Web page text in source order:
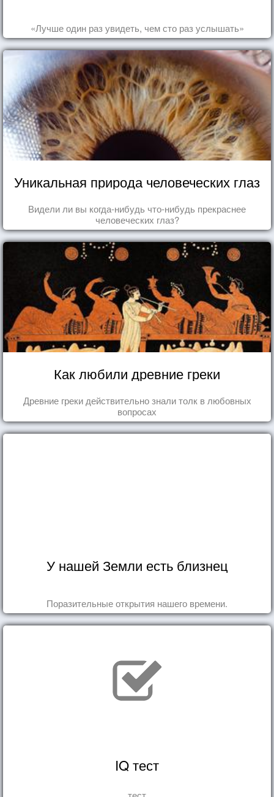
«Лучше один раз увидеть, чем сто раз услышать»
Уникальная природа человеческих глаз
Видели ли вы когда-нибудь что-нибудь прекраснее
человеческих глаз?
Как любили древние греки
Древние греки действительно знали толк в любовных
вопросах
У нашей Земли есть близнец
Поразительные открытия нашего времени.
IQ тест